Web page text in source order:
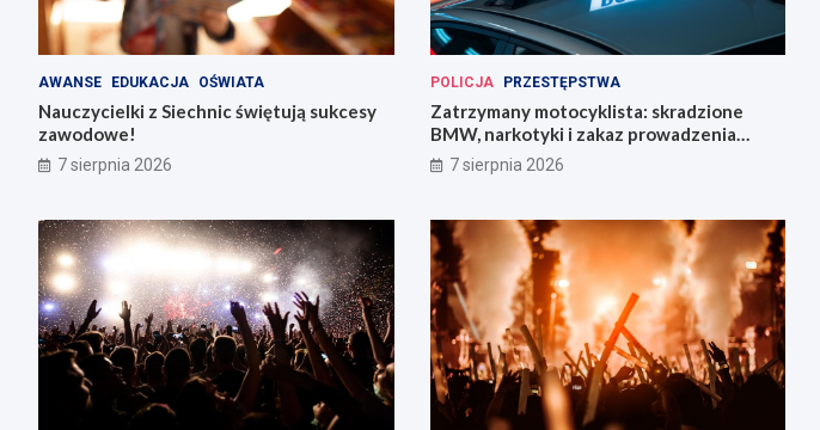
AWANSE EDUKACJA OŚWIATA
Nauczycielki z Siechnic świętują sukcesy
zawodowe!
7 sierpnia 2026
POLICJA PRZESTĘPSTWA
Zatrzymany motocyklista: skradzione
BMW, narkotyki i zakaz prowadzenia
pojazdów
7 sierpnia 2026